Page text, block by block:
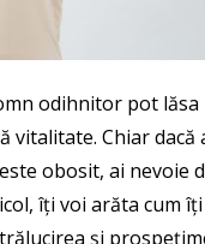
odihnitor pot
Chiar
obosit, ai nevoie
îți voi arăta cum
și